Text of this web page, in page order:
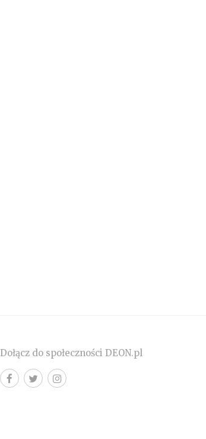
Dołącz do społeczności DEON.pl